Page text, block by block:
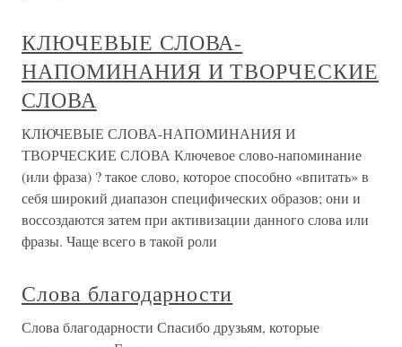
КЛЮЧЕВЫЕ СЛОВА-
НАПОМИНАНИЯ И ТВОРЧЕСКИЕ
СЛОВА
КЛЮЧЕВЫЕ СЛОВА-НАПОМИНАНИЯ И
ТВОРЧЕСКИЕ СЛОВА Ключевое слово-напоминание
(или фраза) ? такое слово, которое способно «впитать» в
себя широкий диапазон специфических образов; они и
воссоздаются затем при активизации данного слова или
фразы. Чаще всего в такой роли
Слова благодарности
Слова благодарности Спасибо друзьям, которые